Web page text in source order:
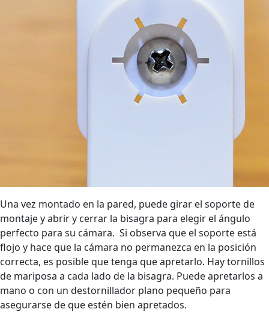
Una vez montado en la pared, puede girar el soporte de
montaje y abrir y cerrar la bisagra para elegir el ángulo
perfecto para su cámara. Si observa que el soporte está
flojo y hace que la cámara no permanezca en la posición
correcta, es posible que tenga que apretarlo. Hay tornillos
de mariposa a cada lado de la bisagra. Puede apretarlos a
mano o con un destornillador plano pequeño para
asegurarse de que estén bien apretados.